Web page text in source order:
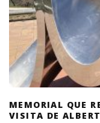
MEMORIAL QUE
VISITA DE